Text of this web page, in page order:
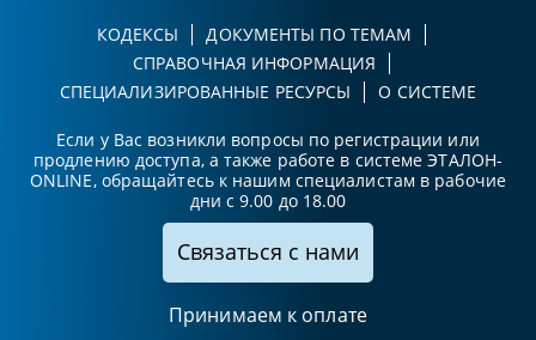
КОДЕКСЫ
ДОКУМЕНТЫ ПО ТЕМАМ
СПРАВОЧНАЯ ИНФОРМАЦИЯ
СПЕЦИАЛИЗИРОВАННЫЕ РЕСУРСЫ
О СИСТЕМЕ
Если у Вас возникли вопросы по регистрации или
продлению доступа, а также работе в системе ЭТАЛОН-
ONLINE, обращайтесь к нашим специалистам в рабочие
дни с 9.00 до 18.00
Связаться с нами
Принимаем к оплате